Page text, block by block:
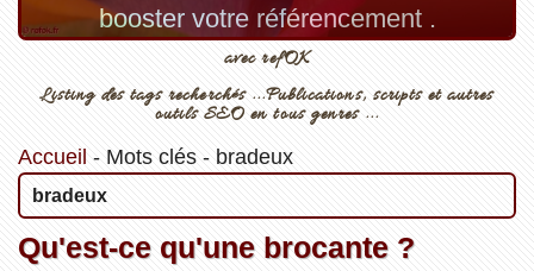
booster votre référencement .
avec refOK
Listing des tags recherchés ...Publications, scripts et autres
outils SEO en tous genres ...
Accueil - Mots clés- bradeux
bradeux
Qu'est-ce qu'une brocante ?